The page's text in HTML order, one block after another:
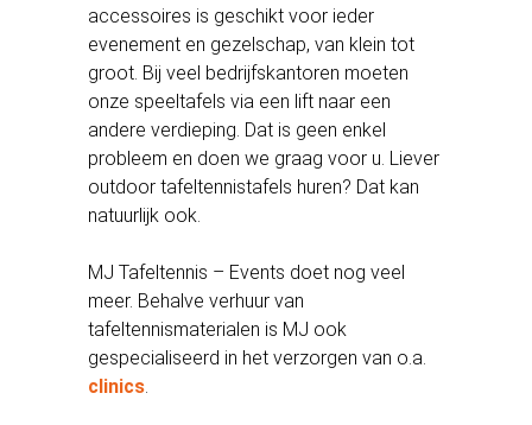
accessoires is geschikt voor ieder
evenement en gezelschap, van klein tot
groot. Bij veel bedrijfskantoren moeten
onze speeltafels via een lift naar een
andere verdieping. Dat is geen enkel
probleem en doen we graag voor u. Liever
outdoor tafeltennistafels huren? Dat kan
natuurlijk ook.
MJ Tafeltennis – Events doet nog veel
meer. Behalve verhuur van
tafeltennismaterialen is MJ ook
gespecialiseerd in het verzorgen van o.a.
clinics.